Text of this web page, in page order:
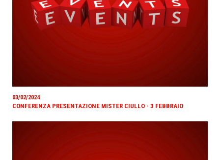
03/02/2024
CONFERENZA PRESENTAZIONE MISTER CIULLO - 3 FEBBRAIO